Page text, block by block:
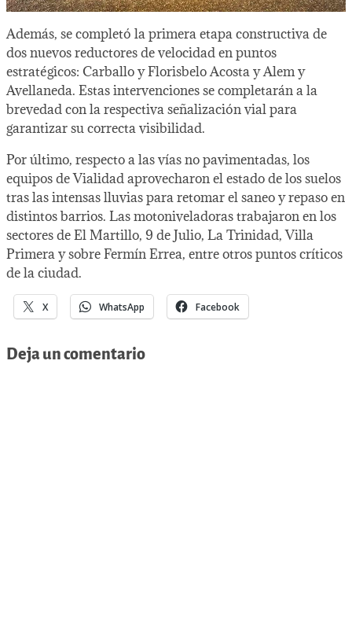
Además, se completó la primera etapa constructiva de
dos nuevos reductores de velocidad en puntos
estratégicos: Carballo y Florisbelo Acosta y Alem y
Avellaneda. Estas intervenciones se completarán a la
brevedad con la respectiva señalización vial para
garantizar su correcta visibilidad.
Por último, respecto a las vías no pavimentadas, los
equipos de Vialidad aprovecharon el estado de los suelos
tras las intensas lluvias para retomar el saneo y repaso en
distintos barrios. Las motoniveladoras trabajaron en los
sectores de El Martillo, 9 de Julio, La Trinidad, Villa
Primera y sobre Fermín Errea, entre otros puntos críticos
de la ciudad.
X WhatsApp Facebook
Deja un comentario